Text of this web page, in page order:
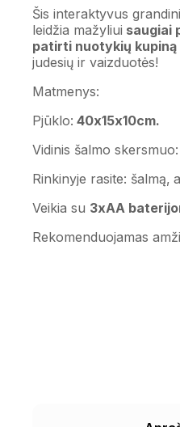
Šis interaktyvus
leidžia mažyliui saugiai
patirti nuotykių kupiną
judesių ir vaizduotės!
Matmenys:
Pjūklo: 40x15x10cm.
Vidinis šalmo skersmuo:
Rinkinyje rasite: šalmą,
Veikia su 3xAA
Rekomenduojamas